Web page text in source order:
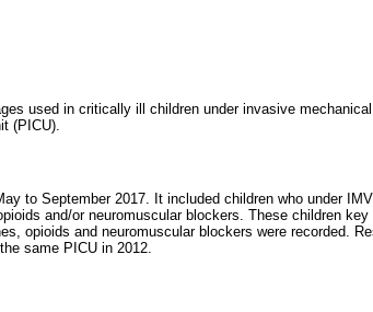
used in critically ill children under invasive
(PICU).
to September 2017. It included children who under
and/or neuromuscular blockers. These children
opioids and neuromuscular blockers were recorded.
same PICU in 2012.